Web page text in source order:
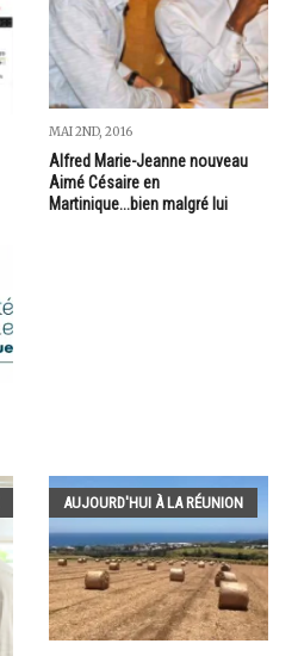
MAI 2ND, 2016
Alfred Marie-Jeanne nouveau
Aimé Césaire en
Martinique...bien malgré lui
AUJOURD'HUI À LA RÉUNION